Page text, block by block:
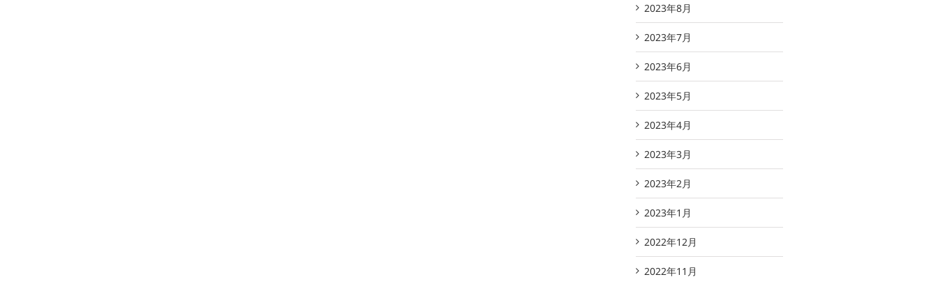
2023年8月
2023年7月
2023年6月
2023年5月
2023年4月
2023年3月
2023年2月
2023年1月
2022年12月
2022年11月